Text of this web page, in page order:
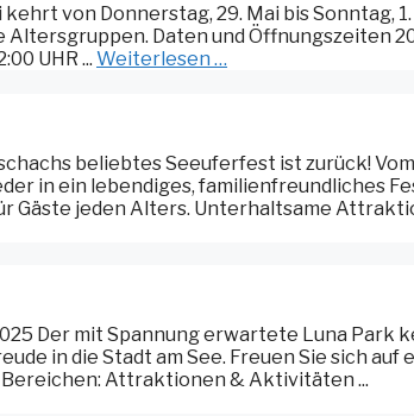
von Donnerstag, 29. Mai bis Sonntag, 1.
Altersgruppen. Daten und Öffnungszeiten
UHR ... Weiterlesen …
beliebtes Seeuferfest ist zurück!
in ein lebendiges, familienfreundliches
Gäste jeden Alters. Unterhaltsame
Der mit Spannung erwartete Luna Park
in die Stadt am See. Freuen Sie sich auf
Attraktionen & Aktivitäten ...